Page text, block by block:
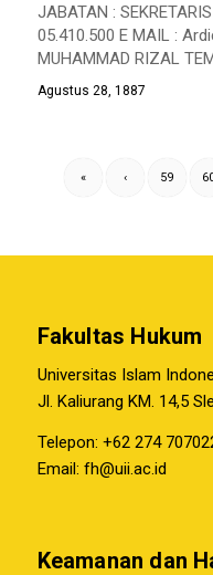
JABATAN :
05.410.500 E MAIL :
MUHAMMAD RIZAL
Agustus 28, 1887
« ‹ 59
Fakultas Hukum
Universitas Islam
Jl. Kaliurang KM. 14,5
Telepon: +62 274
Email: fh@uii.ac.id
Keamanan dan